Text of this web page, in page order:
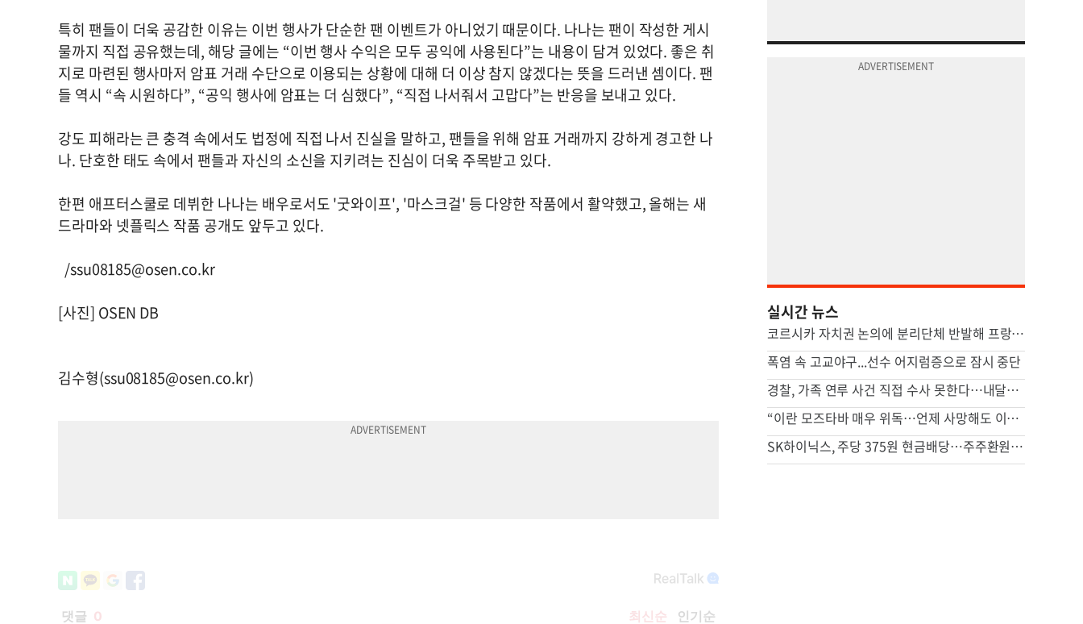
특히 팬들이 더욱 공감한 이유는 이번 행사가 단순한 팬 이벤트가 아니었기 때문이다. 나나는 팬이 작성한 게시
물까지 직접 공유했는데, 해당 글에는 “이번 행사 수익은 모두 공익에 사용된다”는 내용이 담겨 있었다. 좋은 취
지로 마련된 행사마저 암표 거래 수단으로 이용되는 상황에 대해 더 이상 참지 않겠다는 뜻을 드러낸 셈이다. 팬
들 역시 “속 시원하다”, “공익 행사에 암표는 더 심했다”, “직접 나서줘서 고맙다”는 반응을 보내고 있다.
강도 피해라는 큰 충격 속에서도 법정에 직접 나서 진실을 말하고, 팬들을 위해 암표 거래까지 강하게 경고한 나
나. 단호한 태도 속에서 팬들과 자신의 소신을 지키려는 진심이 더욱 주목받고 있다.
한편 애프터스쿨로 데뷔한 나나는 배우로서도 '굿와이프', '마스크걸' 등 다양한 작품에서 활약했고, 올해는 새
드라마와 넷플릭스 작품 공개도 앞두고 있다.
/ssu08185@osen.co.kr
[사진] OSEN DB
김수형(ssu08185@osen.co.kr)
실시간 뉴스
코르시카 자치권 논의에 분리단체 반발해 프랑스 본토인 위협
폭염 속 고교야구...선수 어지럼증으로 잠시 중단
경찰, 가족 연루 사건 직접 수사 못한다…내달부터 ‘상피제’ 도입
“이란 모즈타바 매우 위독…언제 사망해도 이상하지 않아”
SK하이닉스, 주당 375원 현금배당…주주환원책 9월 내 발표